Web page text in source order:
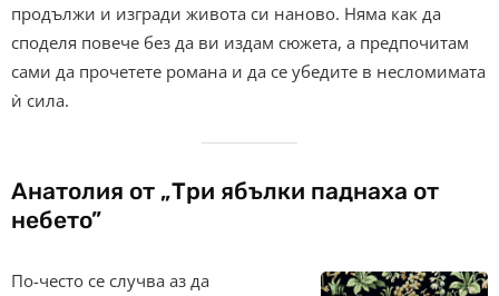
продължи и изгради живота си наново. Няма как да
споделя повече без да ви издам сюжета, а предпочитам
сами да прочетете романа и да се убедите в несломимата
ѝ сила.
Анатолия от „Три ябълки паднаха от
небето”
По-често се случва аз да